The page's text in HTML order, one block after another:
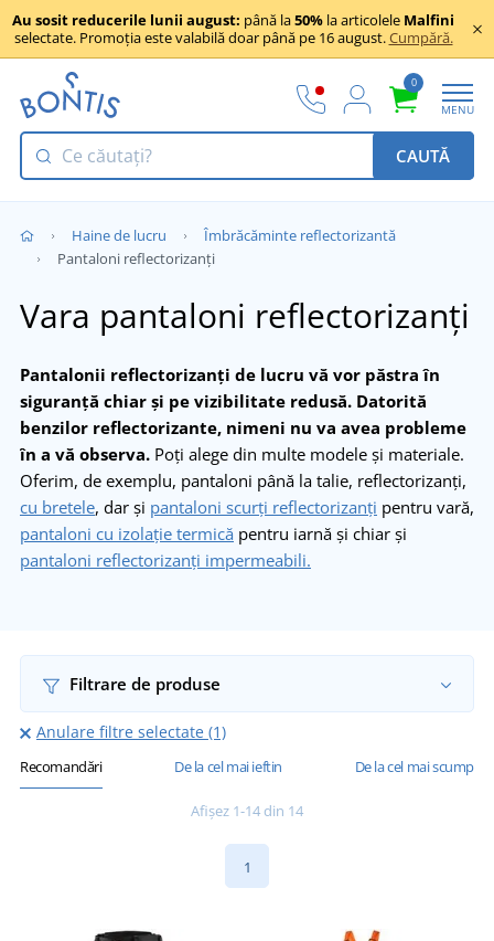
Au sosit reducerile lunii august: până la50% la articolele Malfini
selectate. Promoția este valabilă doar până pe 16 august.Cumpără.
0
MENU
CAUTĂ
Haine de lucru
Îmbrăcăminte reflectorizantă
Pantaloni reflectorizanți
Vara pantaloni reflectorizanți
Pantalonii reflectorizanți de lucru vă vor păstra în
siguranță chiar și pe vizibilitate redusă. Datorită
benzilor reflectorizante, nimeni nu va avea probleme
în a vă observa. Poți alege din multe modele și materiale.
Oferim, de exemplu, pantaloni până la talie, reflectorizanți,
cu bretele, dar și pantaloni scurți reflectorizanți pentru vară,
pantaloni cu izolație termică pentru iarnă și chiar și
pantaloni reflectorizanți impermeabili.
Filtrare de produse
Anulare filtre selectate (1)
Recomandări De la cel mai ieftin De la cel mai scump
Afișez 1-14 din 14
1